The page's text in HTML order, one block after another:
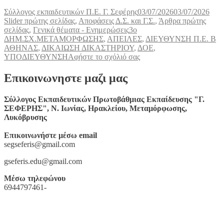
Συντάκτης
Σύλλογος εκπαιδευτικών Π.Ε. Γ. ΣεφέρηςΔημοσιεύτηκε
την
03/07/202603/07/2026
Slider πρώτης σελίδας, Αποφάσεις Δ.Σ. και Γ.Σ., Άρθρα πρώτης
σελίδας, Γενικά θέματα - ΕνημερώσειςΕτικέτες
3ο
ΔΗΜ.ΣΧ.ΜΕΤΑΜΟΡΦΩΣΗΣ, ΑΠΕΙΛΕΣ, ΔΙΕΥΘΥΝΣΗ Π.Ε. Β
ΑΘΗΝΑΣ, ΔΙΚΑΙΩΣΗ ΔΙΚΑΣΤΗΡΙΟΥ, ΔΟΕ,
ΥΠΟΔΙΕΥΘΥΝΣΗΑφήστε το σχόλιό σαςστο
ΕΚΒΙΑΣΜΟΙ
ΔΕΝ
Επικοινωνηστε μαζι μας
Σύλλογος Εκπαιδευτικών Πρωτοβάθμιας Εκπαίδευσης "Γ.
ΣΕΦΕΡΗΣ", Ν. Ιωνίας, Ηρακλείου, Μεταμόρφωσης,
Λυκόβρυσης
Επικοινωνήστε μέσω email
segseferis@gmail.com
gseferis.edu@gmail.com
Μέσω τηλεφώνου
6944797461-